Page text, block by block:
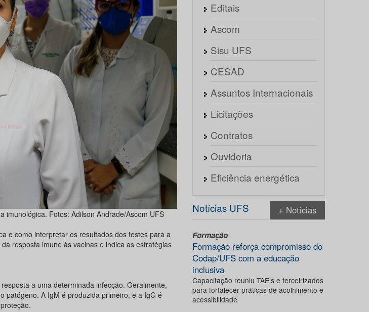
imunológica. Fotos: Adilson Andrade/Ascom UFS
e como interpretar os resultados dos testes para a
resposta imune às vacinas e indica as estratégias
a uma determinada infecção. Geralmente,
patógeno. A IgM é produzida primeiro, e a IgG é
Editais
Ascom
Sisu UFS
CESAD
Assuntos Internacionais
Licitações
Contratos
Ouvidoria
Eficiência energética
Notícias UFS + Notícias
Formação
Formação reforça compromisso do
Codap/UFS com a educação
inclusiva
Capacitação reuniu TAE’s e terceirizados
para fortalecer práticas de acolhimento e
acessibilidade